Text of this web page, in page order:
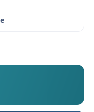
Konteksty filozoficzne i literackie w „Ferdydurke”